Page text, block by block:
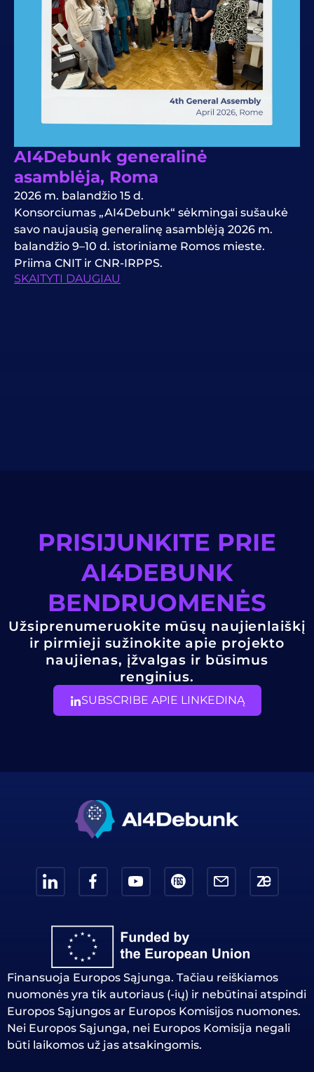
AI4Debunk generalinė
asamblėja, Roma
2026 m. balandžio 15 d.
Konsorciumas „AI4Debunk“ sėkmingai sušaukė
savo naujausią generalinę asamblėją 2026 m.
balandžio 9–10 d. istoriniame Romos mieste.
Priima CNIT ir CNR-IRPPS.
SKAITYTI DAUGIAU
PRISIJUNKITE PRIE
AI4DEBUNK
BENDRUOMENĖS
Užsiprenumeruokite mūsų naujienlaiškį
ir pirmieji sužinokite apie projekto
naujienas, įžvalgas ir būsimus
renginius.
SUBSCRIBE APIE LINKEDINĄ
Finansuoja Europos Sąjunga. Tačiau reiškiamos
nuomonės yra tik autoriaus (-ių) ir nebūtinai atspindi
Europos Sąjungos ar Europos Komisijos nuomones.
Nei Europos Sąjunga, nei Europos Komisija negali
būti laikomos už jas atsakingomis.